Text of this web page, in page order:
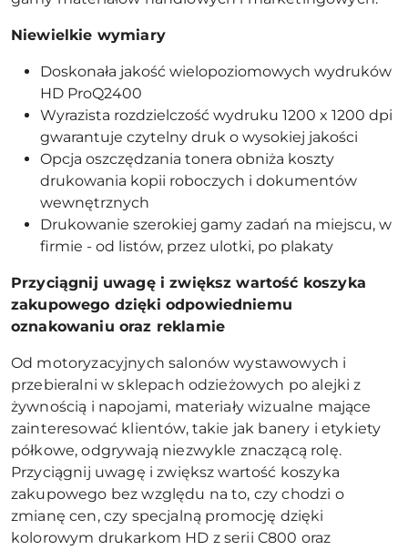
Niewielkie wymiary
Doskonała jakość wielopoziomowych wydruków
HD ProQ2400
Wyrazista rozdzielczość wydruku 1200 x 1200 dpi
gwarantuje czytelny druk o wysokiej jakości
Opcja oszczędzania tonera obniża koszty
drukowania kopii roboczych i dokumentów
wewnętrznych
Drukowanie szerokiej gamy zadań na miejscu, w
firmie - od listów, przez ulotki, po plakaty
Przyciągnij uwagę i zwiększ wartość koszyka
zakupowego dzięki odpowiedniemu
oznakowaniu oraz reklamie
Od motoryzacyjnych salonów wystawowych i
przebieralni w sklepach odzieżowych po alejki z
żywnością i napojami, materiały wizualne mające
zainteresować klientów, takie jak banery i etykiety
półkowe, odgrywają niezwykle znaczącą rolę.
Przyciągnij uwagę i zwiększ wartość koszyka
zakupowego bez względu na to, czy chodzi o
zmianę cen, czy specjalną promocję dzięki
kolorowym drukarkom HD z serii C800 oraz